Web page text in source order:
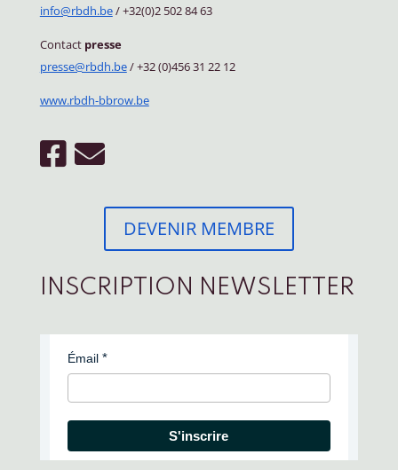
info@rbdh.be/ +32(0)2 502 84 63
Contact presse
presse@rbdh.be/ +32 (0)456 31 22 12
www.rbdh-bbrow.be
DEVENIR MEMBRE
INSCRIPTION NEWSLETTER
Émail
S'inscrire